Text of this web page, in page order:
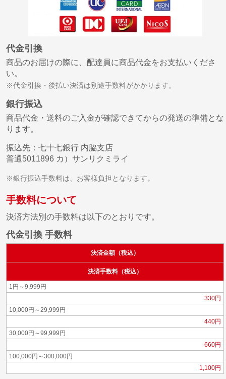
代金引換
商品のお届けの際に、配達員に商品代金をお支払いくださ
い。
※代金引換・後払い決済は別途手数料がかかります。
銀行振込
商品代金・送料のご入金が確認できてからの発送の準備とな
ります。
振込先：七十七銀行 内脇支店
普通5011896 カ）サンリクミライ
※銀行振込手数料は、お客様負担となります。
手数料について
決済方法別の手数料は以下のとおりです。
代金引換 手数料
決済金額（税込）
決済手数料（税込）
1円～9,999円
330円
10,000円～29,999円
440円
30,000円～99,999円
660円
100,000円～300,000円
1,100円